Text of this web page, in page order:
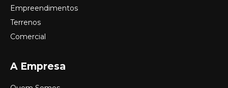
Empreendimentos
Terrenos
Comercial
A Empresa